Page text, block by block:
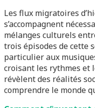
Les flux migratoires
s’accompagnent
mélanges culturels
trois épisodes de cette
particulier aux
croisant les rythmes et
révèlent des réalités
comprendre le monde